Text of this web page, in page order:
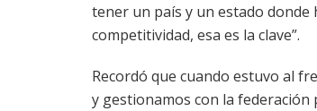
tener un país y un estado donde
competitividad, esa es la clave”.
Recordó que cuando estuvo al
y gestionamos con la